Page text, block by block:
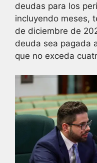
deudas para los
incluyendo meses,
de diciembre de
deuda sea pagada
que no exceda